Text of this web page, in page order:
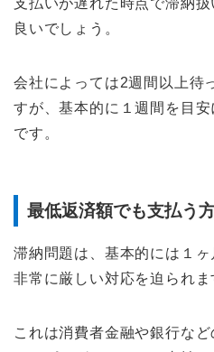
支払いが遅れた時点で滞納
良いでしょう。
会社によっては2週間以上待
すが、基本的に１週間を目
です。
最低返済額でも支払う
滞納問題は、基本的には１ヶ
非常に厳しい対応を迫られま
これは消費者金融や銀行な